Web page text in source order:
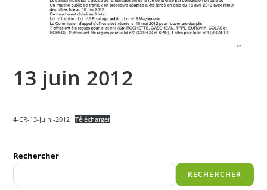
13 juin 2012
4-CR-13-juini-2012 Télécharger
Rechercher
RECHERCHER